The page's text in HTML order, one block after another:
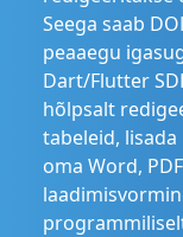
Seega saab
peaaegu
Dart/Flutter
hõlpsalt
tabeleid,
oma Word,